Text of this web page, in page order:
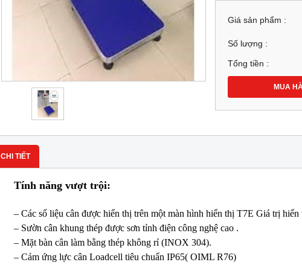
Giá sản phẩm :
Số lượng :
Tổng tiền :
MUA
CHI TIẾT
Tính năng vượt trội:
– Các số liệu cân được hiển thị trên một màn hình hiển thị T7E Giá trị
– Sườn cân khung thép được sơn tỉnh điện công nghệ cao .
– Mặt bàn cân làm bằng thép không rỉ (INOX 304).
– Cảm ứng lực cân Loadcell tiêu chuẩn IP65( OIML R76)